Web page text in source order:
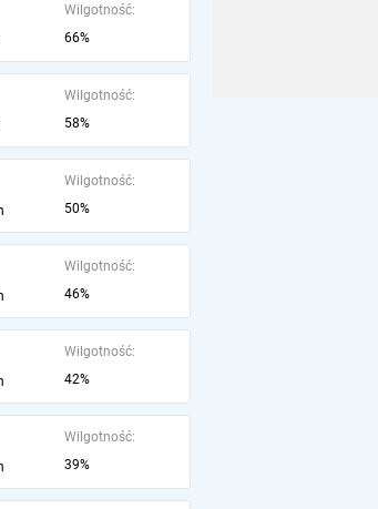
Wilgotność:
66%
Wilgotność:
58%
Wilgotność:
50%
Wilgotność:
46%
Wilgotność:
42%
Wilgotność:
39%